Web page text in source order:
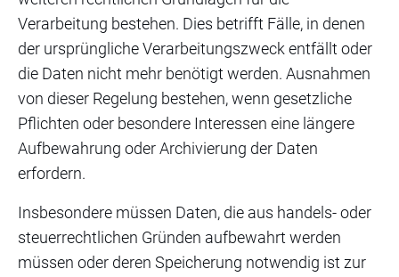
Verarbeitung bestehen. Dies betrifft Fälle, in denen
der ursprüngliche Verarbeitungszweck entfällt oder
die Daten nicht mehr benötigt werden. Ausnahmen
von dieser Regelung bestehen, wenn gesetzliche
Pflichten oder besondere Interessen eine längere
Aufbewahrung oder Archivierung der Daten
erfordern.
Insbesondere müssen Daten, die aus handels- oder
steuerrechtlichen Gründen aufbewahrt werden
müssen oder deren Speicherung notwendig ist zur